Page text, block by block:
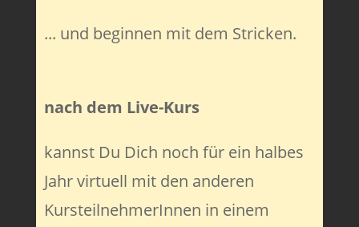
... und beginnen mit dem Stricken.
nach dem Live-Kurs
kannst Du Dich noch für ein halbes
Jahr virtuell mit den anderen
KursteilnehmerInnen in einem